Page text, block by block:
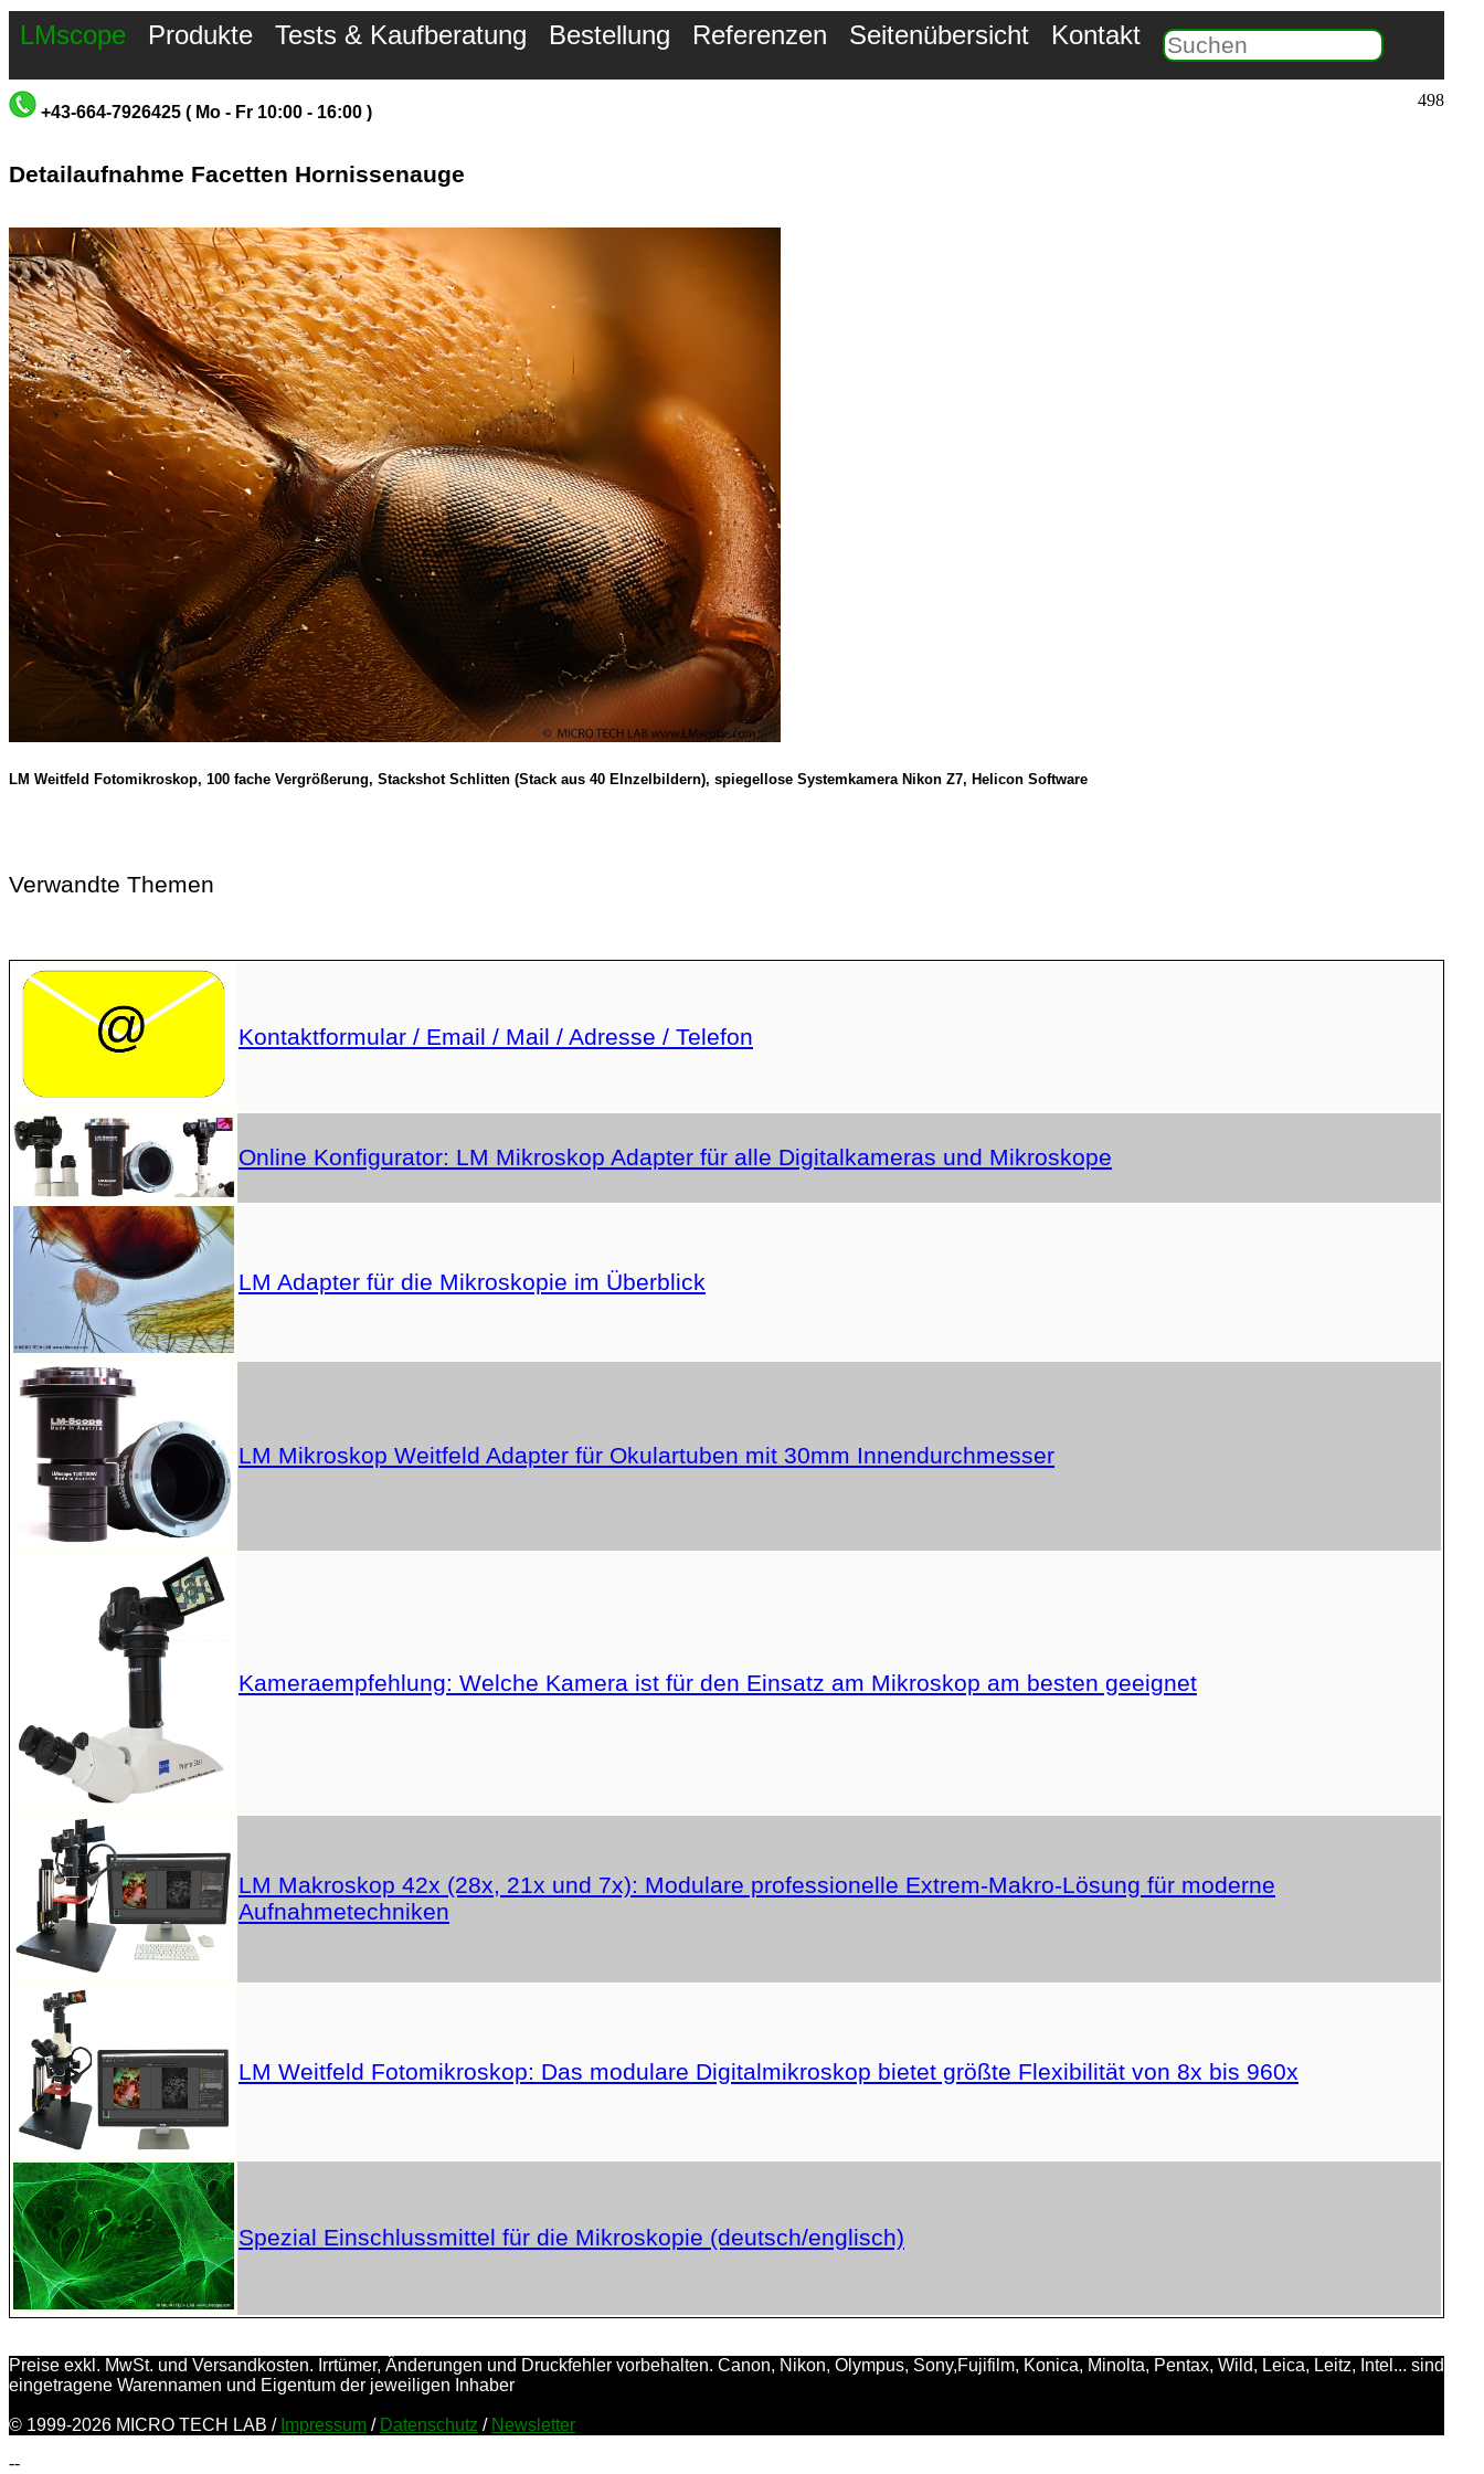
LMscope Produkte Tests & Kaufberatung Bestellung Referenzen Seitenübersicht Kontakt
+43-664-7926425 ( Mo - Fr 10:00 - 16:00 )
498
Detailaufnahme Facetten Hornissenauge
LM Weitfeld Fotomikroskop, 100 fache Vergrößerung, Stackshot Schlitten (Stack aus 40 EInzelbildern), spiegellose Systemkamera Nikon Z7, Helicon Software
Verwandte Themen
Kontaktformular / Email / Mail / Adresse / Telefon
Online Konfigurator: LM Mikroskop Adapter für alle Digitalkameras und Mikroskope
LM Adapter für die Mikroskopie im Überblick
LM Mikroskop Weitfeld Adapter für Okulartuben mit 30mm Innendurchmesser
Kameraempfehlung: Welche Kamera ist für den Einsatz am Mikroskop am besten geeignet
LM Makroskop 42x (28x, 21x und 7x): Modulare professionelle Extrem-Makro-Lösung für moderne
Aufnahmetechniken
LM Weitfeld Fotomikroskop: Das modulare Digitalmikroskop bietet größte Flexibilität von 8x bis 960x
Spezial Einschlussmittel für die Mikroskopie (deutsch/englisch)
Preise exkl. MwSt. und Versandkosten. Irrtümer, Änderungen und Druckfehler vorbehalten. Canon, Nikon, Olympus, Sony,Fujifilm, Konica, Minolta, Pentax, Wild, Leica, Leitz, Intel... sind
eingetragene Warennamen und Eigentum der jeweiligen Inhaber
© 1999-2026 MICRO TECH LAB / Impressum / Datenschutz / Newsletter
--